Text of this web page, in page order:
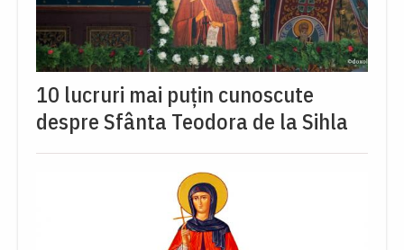
10 lucruri mai puțin cunoscute
despre Sfânta Teodora de la Sihla